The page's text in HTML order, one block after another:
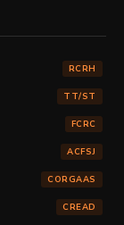
RCRH
TT/ST
FCRC
ACFSJ
CORGAAS
CREAD